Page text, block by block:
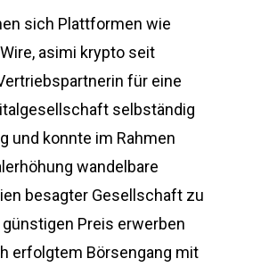
sich Plattformen wie
asimi krypto seit
für eine
selbständig
und konnte im Rahmen
wandelbare
besagter Gesellschaft zu
Preis erwerben
erfolgtem Börsengang mit